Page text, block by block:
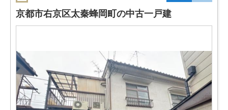
京都市右京区太秦蜂岡町の中古一戸建